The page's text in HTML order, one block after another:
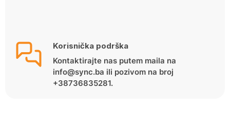
Korisnička podrška
Kontaktirajte nas putem maila na
info@sync.ba ili pozivom na broj
+38736835281.